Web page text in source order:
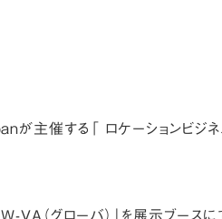
が主催する​「 ロケーションビジ